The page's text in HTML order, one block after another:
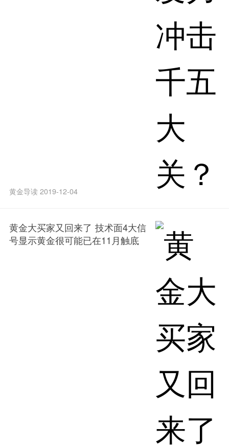
黄金导读 2019-12-04
黄金大买家又回来了 技术面4大信
号显示黄金很可能已在11月触底